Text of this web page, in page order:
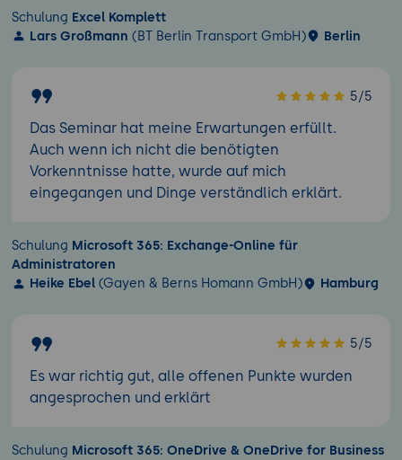
Schulung Excel Komplett
Lars Großmann (BT Berlin Transport GmbH) Berlin
5/5
Das Seminar hat meine Erwartungen erfüllt.
Auch wenn ich nicht die benötigten
Vorkenntnisse hatte, wurde auf mich
eingegangen und Dinge verständlich erklärt.
Schulung Microsoft 365: Exchange-Online für
Administratoren
Heike Ebel (Gayen & Berns Homann GmbH) Hamburg
5/5
Es war richtig gut, alle offenen Punkte wurden
angesprochen und erklärt
Schulung Microsoft 365: OneDrive & OneDrive for Business